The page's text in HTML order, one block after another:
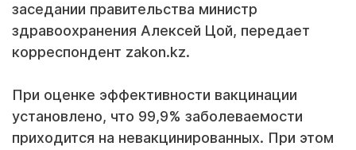
заседании правительства министр
здравоохранения Алексей Цой, передает
корреспондент zakon.kz.
При оценке эффективности вакцинации
установлено, что 99,9% заболеваемости
приходится на невакцинированных. При этом